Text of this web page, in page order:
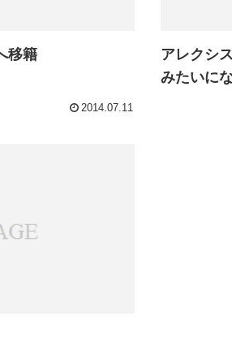
移籍
2014.07.11
アレクシ
みたいにな